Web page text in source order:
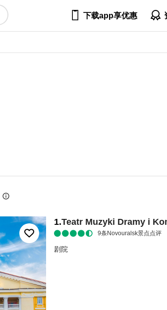
 下载app享优惠 
1.Teatr Muzyki Dramy i
9条Novouralsk景点点评
剧院